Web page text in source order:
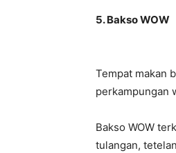
5. Bakso WOW
Tempat makan
perkampungan
Bakso WOW
tulangan,